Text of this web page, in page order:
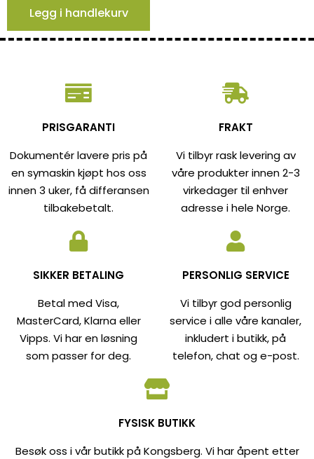
Legg i handlekurv
PRISGARANTI
Dokumentér lavere pris på
en symaskin kjøpt hos oss
innen 3 uker, få differansen
tilbakebetalt.
FRAKT
Vi tilbyr rask levering av
våre produkter innen 2-3
virkedager til enhver
adresse i hele Norge.
SIKKER BETALING
Betal med Visa,
MasterCard, Klarna eller
Vipps. Vi har en løsning
som passer for deg.
PERSONLIG SERVICE
Vi tilbyr god personlig
service i alle våre kanaler,
inkludert i butikk, på
telefon, chat og e-post.
FYSISK BUTIKK
Besøk oss i vår butikk på Kongsberg. Vi har åpent etter